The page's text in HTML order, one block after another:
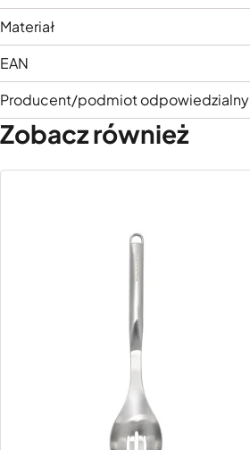
Materiał
EAN
Producent/podmiot odpowiedzialny
Zobacz również